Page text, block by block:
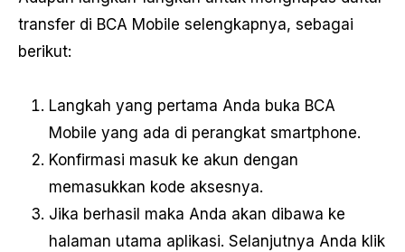
transfer di BCA Mobile selengkapnya, sebagai
berikut:
Langkah yang pertama Anda buka BCA
Mobile yang ada di perangkat smartphone.
Konfirmasi masuk ke akun dengan
memasukkan kode aksesnya.
Jika berhasil maka Anda akan dibawa ke
halaman utama aplikasi. Selanjutnya Anda klik